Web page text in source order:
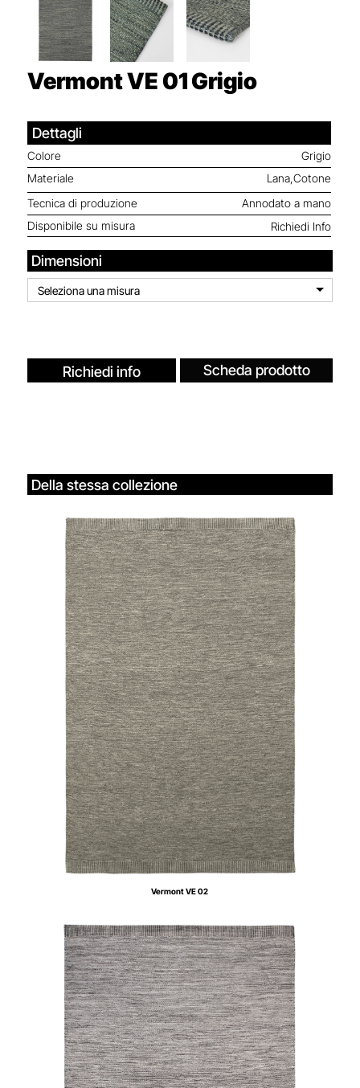
Vermont VE 01Grigio
Dettagli
Colore
Grigio
Materiale
Lana,Cotone
Tecnica di produzione
Annodato a mano
Disponibile su misura
Richiedi Info
Dimensioni
Seleziona una misura
Richiedi info Scheda prodotto
Della stessa collezione
Vermont VE 02